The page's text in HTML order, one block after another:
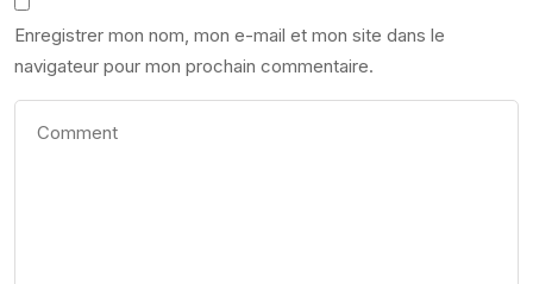
Enregistrer mon nom, mon e-mail et mon site dans le
navigateur pour mon prochain commentaire.